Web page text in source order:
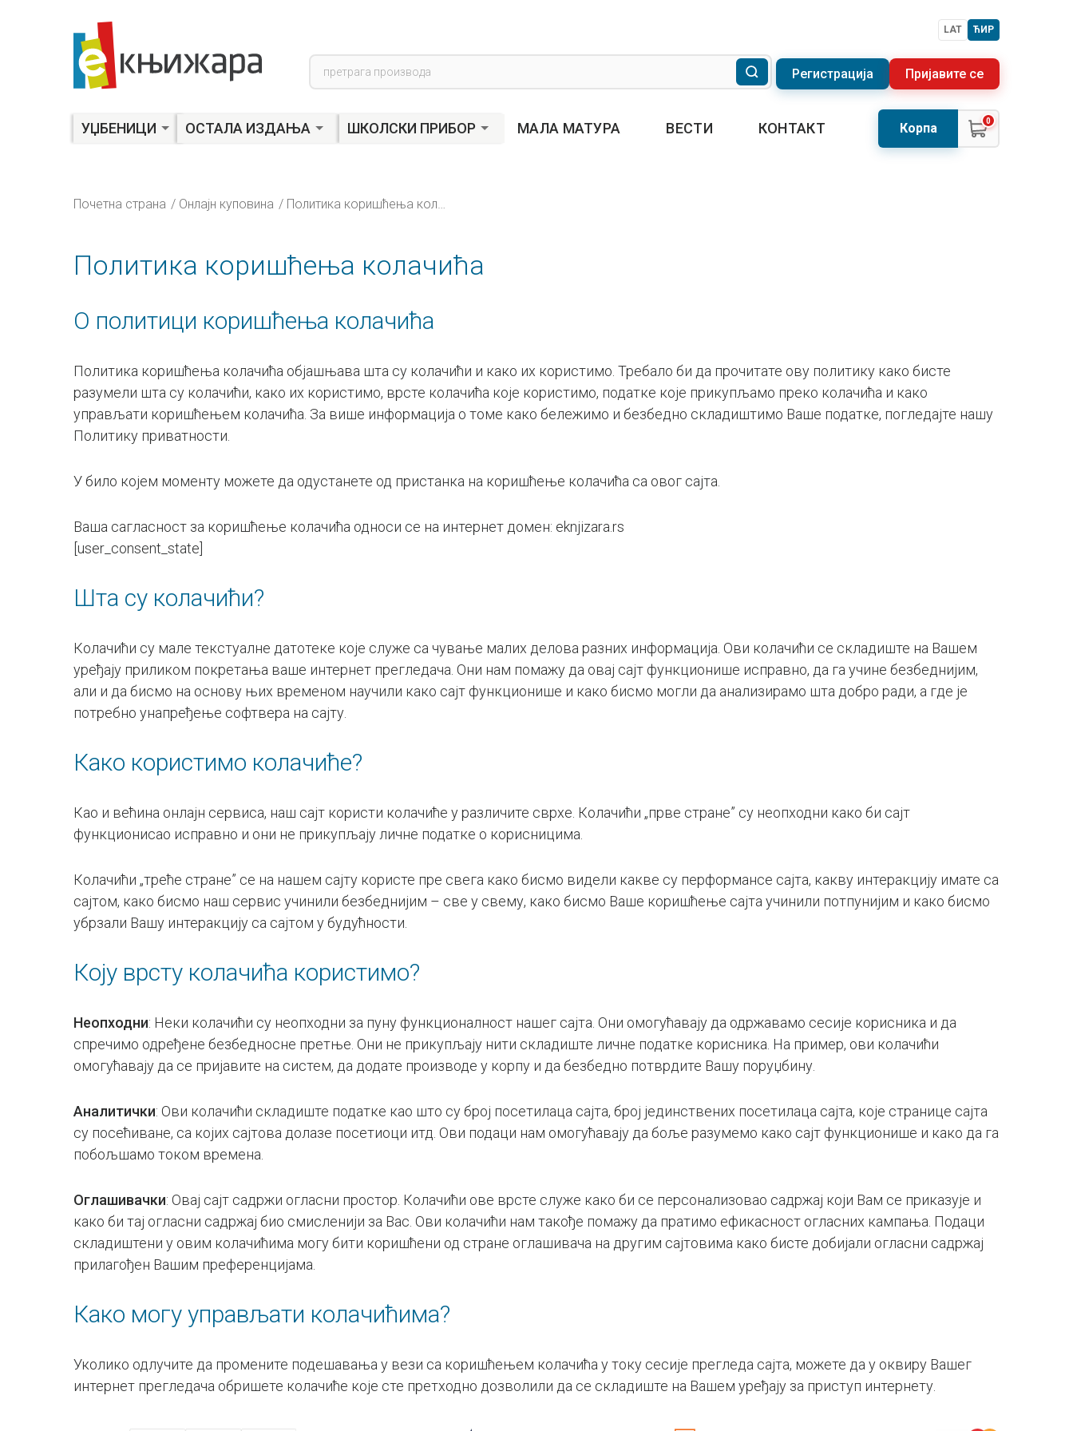
LAT ЋИР
Products
search
Регистрација Пријавите се
УЏБЕНИЦИ ОСТАЛА ИЗДАЊА ШКОЛСКИ ПРИБОР МАЛА МАТУРА ВЕСТИ КОНТАКТ Корпа 0
Почетна страна Онлајн куповина Политика коришћења колачића
Политика коришћења колачића
О политици коришћења колачића
Политика коришћења колачића објашњава шта су колачићи и како их користимо. Требало би да прочитате ову политику како бисте
разумели шта су колачићи, како их користимо, врсте колачића које користимо, податке које прикупљамо преко колачића и како
управљати коришћењем колачића. За више информација о томе како бележимо и безбедно складиштимо Ваше податке, погледајте нашу
Политику приватности.
У било којем моменту можете да одустанете од пристанка на коришћење колачића са овог сајта.
Ваша сагласност за коришћење колачића односи се на интернет домен: eknjizara.rs
[user_consent_state]
Шта су колачићи?
Колачићи су мале текстуалне датотеке које служе са чување малих делова разних информација. Ови колачићи се складиште на Вашем
уређају приликом покретања ваше интернет прегледача. Они нам помажу да овај сајт функционише исправно, да га учине безбеднијим,
али и да бисмо на основу њих временом научили како сајт функционише и како бисмо могли да анализирамо шта добро ради, а где је
потребно унапређење софтвера на сајту.
Како користимо колачиће?
Као и већина онлајн сервиса, наш сајт користи колачиће у различите сврхе. Колачићи „прве стране” су неопходни како би сајт
функционисао исправно и они не прикупљају личне податке о корисницима.
Колачићи „треће стране” се на нашем сајту користе пре свега како бисмо видели какве су перформансе сајта, какву интеракцију имате са
сајтом, како бисмо наш сервис учинили безбеднијим – све у свему, како бисмо Ваше коришћење сајта учинили потпунијим и како бисмо
убрзали Вашу интеракцију са сајтом у будућности.
Коју врсту колачића користимо?
Неопходни: Неки колачићи су неопходни за пуну функционалност нашег сајта. Они омогућавају да одржавамо сесије корисника и да
спречимо одређене безбедносне претње. Они не прикупљају нити складиште личне податке корисника. На пример, ови колачићи
омогућавају да се пријавите на систем, да додате производе у корпу и да безбедно потврдите Вашу поруџбину.
Аналитички: Ови колачићи складиште податке као што су број посетилаца сајта, број јединствених посетилаца сајта, које странице сајта
су посећиване, са којих сајтова долазе посетиоци итд. Ови подаци нам омогућавају да боље разумемо како сајт функционише и како да га
побољшамо током времена.
Оглашивачки: Овај сајт садржи огласни простор. Колачићи ове врсте служе како би се персонализовао садржај који Вам се приказује и
како би тај огласни садржај био смисленији за Вас. Ови колачићи нам такође помажу да пратимо ефикасност огласних кампања. Подаци
складиштени у овим колачићима могу бити коришћени од стране оглашивача на другим сајтовима како бисте добијали огласни садржај
прилагођен Вашим преференцијама.
Како могу управљати колачићима?
Уколико одлучите да промените подешавања у вези са коришћењем колачића у току сесије прегледа сајта, можете да у оквиру Вашег
интернет прегледача обришете колачиће које сте претходно дозволили да се складиште на Вашем уређају за приступ интернету.